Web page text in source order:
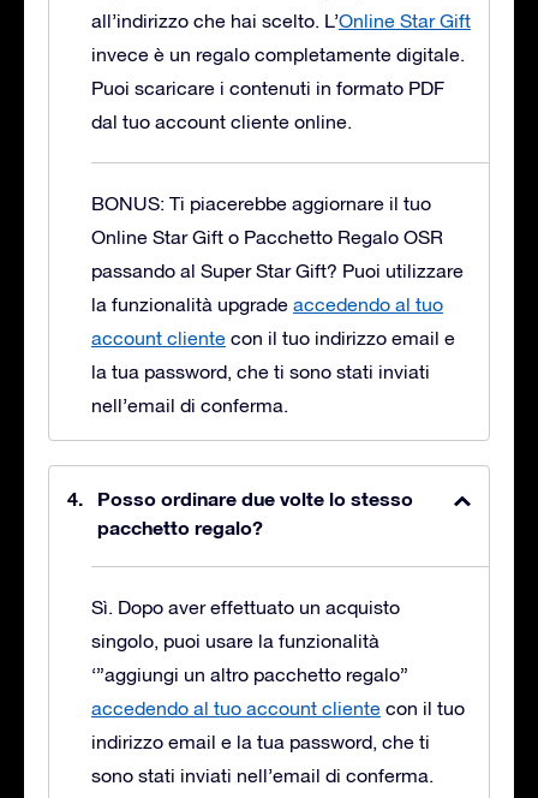
all’indirizzo che hai scelto. L’Online Star Gift
invece è un regalo completamente digitale.
Puoi scaricare i contenuti in formato PDF
dal tuo account cliente online.
BONUS: Ti piacerebbe aggiornare il tuo
Online Star Gift o Pacchetto Regalo OSR
passando al Super Star Gift? Puoi utilizzare
la funzionalità upgrade accedendo al tuo
account cliente con il tuo indirizzo email e
la tua password, che ti sono stati inviati
nell’email di conferma.
Posso ordinare due volte lo stesso
pacchetto regalo?
Sì. Dopo aver effettuato un acquisto
singolo, puoi usare la funzionalità
‘”aggiungi un altro pacchetto regalo”
accedendo al tuo account cliente con il tuo
indirizzo email e la tua password, che ti
sono stati inviati nell’email di conferma.